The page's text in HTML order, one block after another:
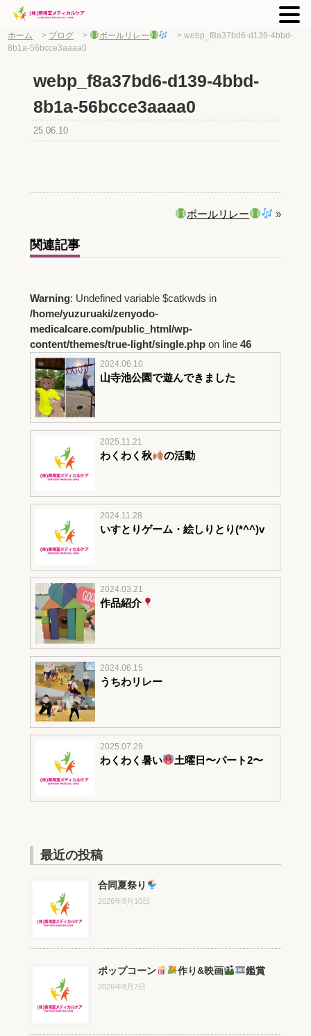
ホーム > ブログ > ボールリレー >webp_f8a37bd6-d139-4bbd-
8b1a-56bcce3aaaa0
webp_f8a37bd6-d139-4bbd-
8b1a-56bcce3aaaa0
25.06.10
ボールリレー »
関連記事
Warning: Undefined variable $catkwds in
/home/yuzuruaki/zenyodo-
medicalcare.com/public_html/wp-
content/themes/true-light/single.phpon line 46
2024.06.10
山寺池公園で遊んできました
2025.11.21
わくわく秋 の活動
2024.11.28
いすとりゲーム・絵しりとり(*^^)v
2024.03.21
作品紹介
2024.06.15
うちわリレー
2025.07.29
わくわく暑い 土曜日〜パート2〜
最近の投稿
合同夏祭り
2026年8月10日
ポップコーン 作り&映画 鑑賞
2026年8月7日